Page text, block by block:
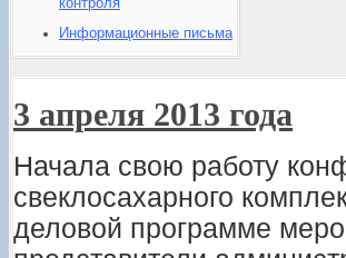
Информационные письма
3 апреля 2013 года
Начала свою работу
свеклосахарного
деловой программе